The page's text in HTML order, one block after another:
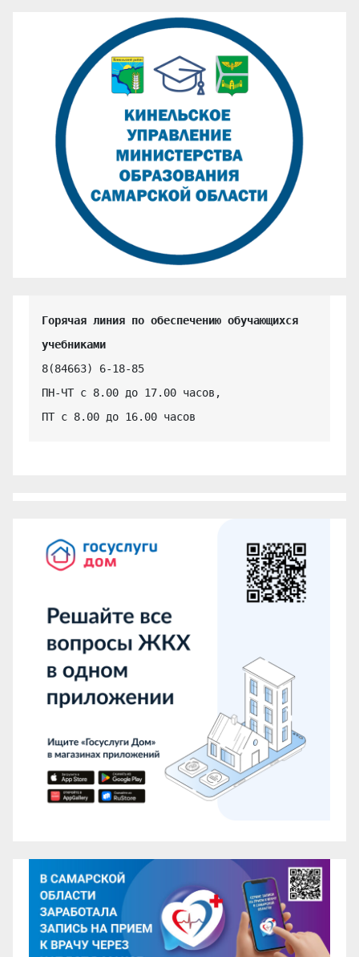
Горячая линия по обеспечению обучающихся
учебниками
8(84663) 6-18-85
ПН-ЧТ с 8.00 до 17.00 часов,
ПТ с 8.00 до 16.00 часов